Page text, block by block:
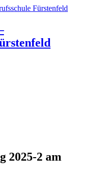
2025-2 am